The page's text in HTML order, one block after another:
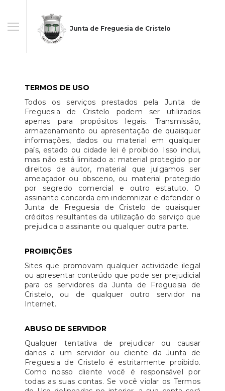
Junta de Freguesia de Cristelo
TERMOS DE USO
Todos os serviços prestados pela Junta de
Freguesia de Cristelo podem ser utilizados
apenas para propósitos legais. Transmissão,
armazenamento ou apresentação de quaisquer
informações, dados ou material em qualquer
país, estado ou cidade lei é proibido. Isso inclui,
mas não está limitado a: material protegido por
direitos de autor, material que julgamos ser
ameaçador ou obsceno, ou material protegido
por segredo comercial e outro estatuto. O
assinante concorda em indemnizar e defender o
Junta de Freguesia de Cristelo de quaisquer
créditos resultantes da utilização do serviço que
prejudica o assinante ou qualquer outra parte.
PROIBIÇÕES
Sites que promovam qualquer actividade ilegal
ou apresentar conteúdo que pode ser prejudicial
para os servidores da Junta de Freguesia de
Cristelo, ou de qualquer outro servidor na
Internet.
ABUSO DE SERVIDOR
Qualquer tentativa de prejudicar ou causar
danos a um servidor ou cliente da Junta de
Freguesia de Cristelo é estritamente proibido.
Como nosso cliente você é responsável por
todas as suas contas. Se você violar os Termos